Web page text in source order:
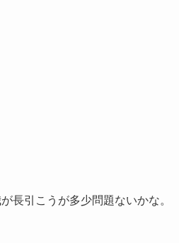
長引こうが多少問題ないかな。